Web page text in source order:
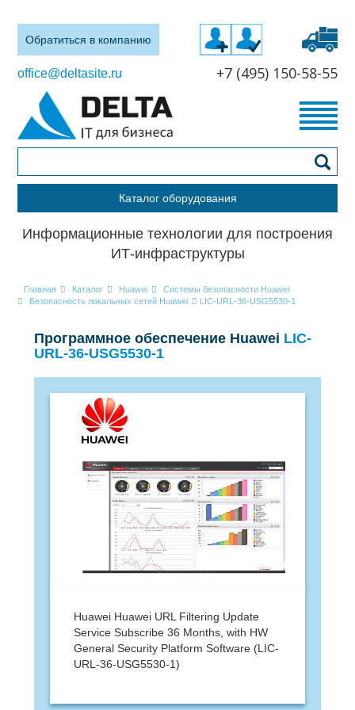
Обратиться в компанию
office@deltasite.ru +7 (495) 150-58-55
Каталог оборудования
Информационные технологии для построения
ИТ-инфраструктуры
Главная Каталог Huawei
Системы безопасности Huawei
Безопасность локальных сетей Huawei
LIC-URL-36-USG5530-1
Программное обеспечение Huawei LIC-
URL-36-USG5530-1
Huawei Huawei URL Filtering Update
Service Subscribe 36 Months, with HW
General Security Platform Software (LIC-
URL-36-USG5530-1)